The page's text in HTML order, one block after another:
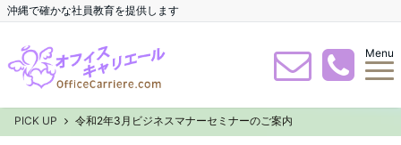
沖縄で確かな社員教育を提供します
Menu
PICK UP 令和2年3月ビジネスマナーセミナーのご案内